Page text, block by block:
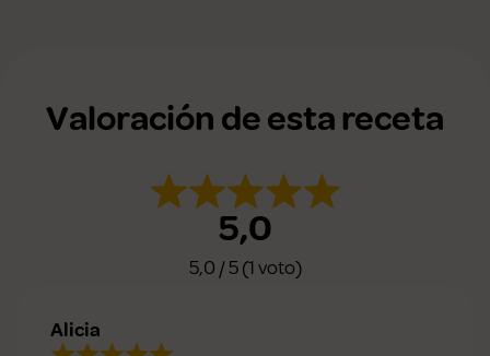
Valoración de esta receta
5,0
5,0 / 5 (1 voto)
Alicia